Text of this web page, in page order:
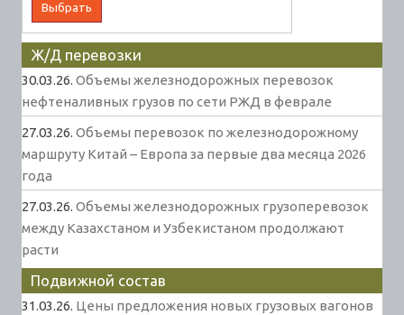
Ж/Д перевозки
30.03.26. Объемы железнодорожных перевозок
нефтеналивных грузов по сети РЖД в феврале
27.03.26. Объемы перевозок по железнодорожному
маршруту Китай – Европа за первые два месяца 2026
года
27.03.26. Объемы железнодорожных грузоперевозок
между Казахстаном и Узбекистаном продолжают
расти
Подвижной состав
31.03.26. Цены предложения новых грузовых вагонов